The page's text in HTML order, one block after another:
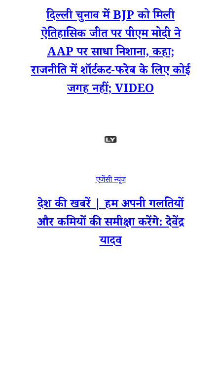
दिल्ली चुनाव में BJP को मिली
ऐतिहासिक जीत पर पीएम मोदी ने
AAP पर साधा निशाना, कहा;
राजनीति में शॉर्टकट-फरेब के लिए कोई
जगह नहीं; VIDEO
एजेंसी न्यूज
देश की खबरें | हम अपनी गलतियों
और कमियों की समीक्षा करेंगे: देवेंद्र
यादव